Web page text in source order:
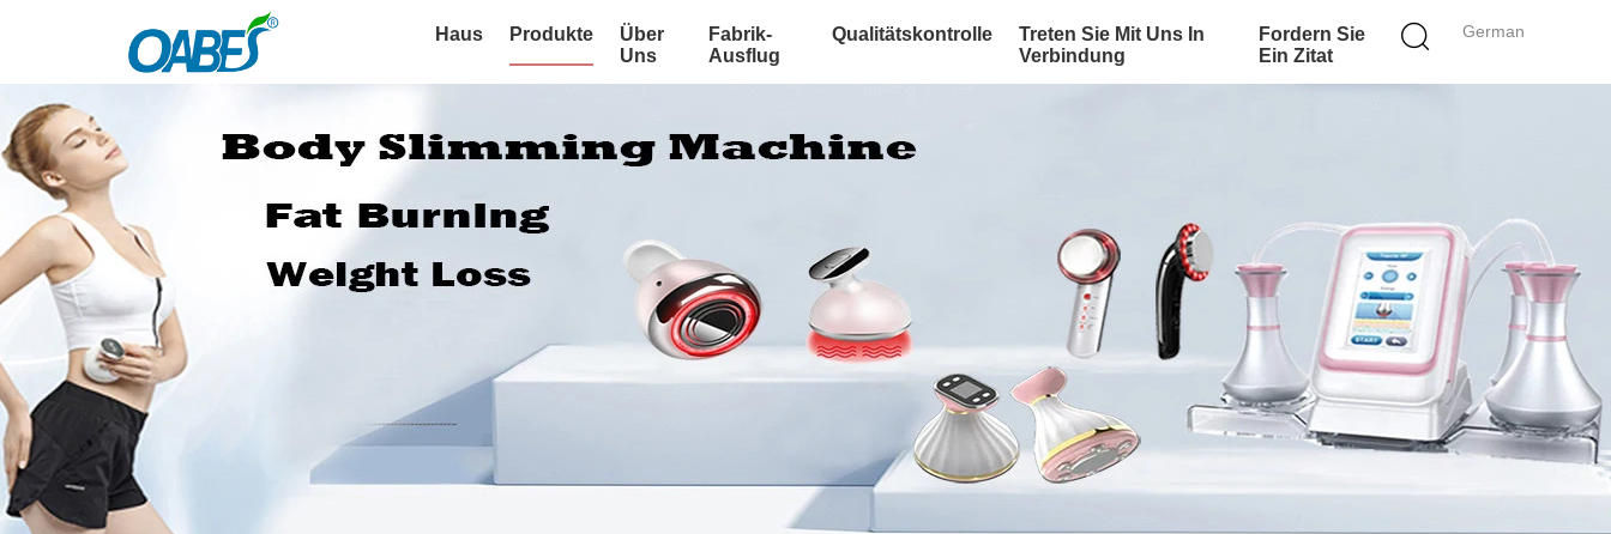
German
Haus Produkte
Über
Uns
Fabrik-
Ausflug
Qualitätskontrolle
Treten Sie Mit Uns In
Verbindung
Fordern Sie
Ein Zitat